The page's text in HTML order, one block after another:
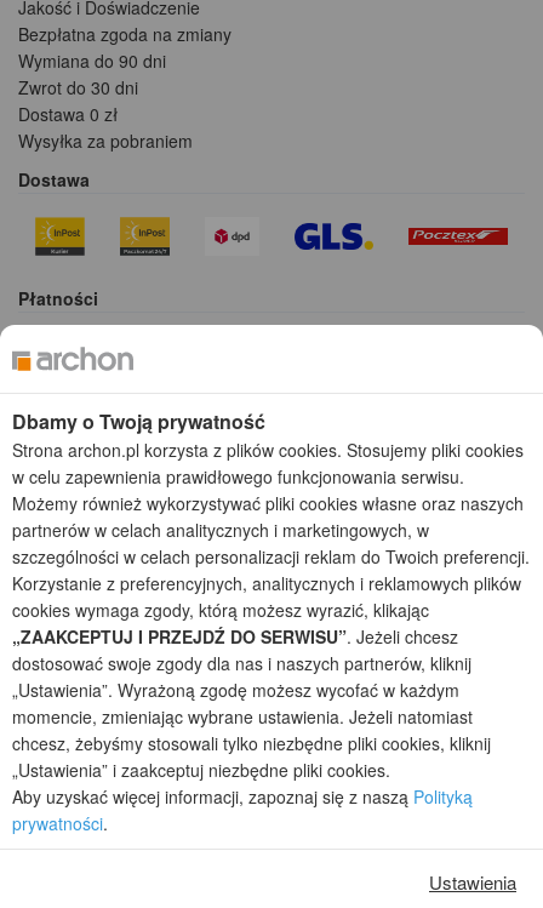
Jakość i Doświadczenie
Bezpłatna zgoda na zmiany
Wymiana do 90 dni
Zwrot do 30 dni
Dostawa 0 zł
Wysyłka za pobraniem
Dostawa
Płatności
Kolekcje projektów
Gotowe projekty domów
Projekty domów tanich w budowie
Projekty domów szeregowych
Projekty małych domów (do 150 m2)
Projekty domów wielorodzinnych
Projekty domów bliźniaczych
Projekty domów nowoczesnych
Projekty domów parterowych
2026 © ARCHON+ Biuro Projektów - Tradycyjne i nowoczesne gotowe
projekty domów - autorska pracownia architektoniczna założona w 1990r.
przez arch. Barbarę Mendel
Z uwagi na ciągłe doskonalenie procesu powstawania projektów (zgodnie z
normą ISO 9001), prezentowane na stronie projekty domów mogą
nieznacznie różnić się od dokumentacji technicznej.
dostosowania ich do Państwa indywidualnych potrzeb korzystamy z
Dbamy o Twoją prywatność
Strona archon.pl korzysta z plików cookies. Stosujemy pliki cookies
w celu zapewnienia prawidłowego funkcjonowania serwisu.
Możemy również wykorzystywać pliki cookies własne oraz naszych
partnerów w celach analitycznych i marketingowych, w
szczególności w celach personalizacji reklam do Twoich preferencji.
Korzystanie z preferencyjnych, analitycznych i reklamowych plików
cookies wymaga zgody, którą możesz wyrazić, klikając
„ZAAKCEPTUJ I PRZEJDŹ DO SERWISU”. Jeżeli chcesz
dostosować swoje zgody dla nas i naszych partnerów, kliknij
„Ustawienia”. Wyrażoną zgodę możesz wycofać w każdym
momencie, zmieniając wybrane ustawienia. Jeżeli natomiast
chcesz, żebyśmy stosowali tylko niezbędne pliki cookies, kliknij
„Ustawienia” i zaakceptuj niezbędne pliki cookies.
Aby uzyskać więcej informacji, zapoznaj się z naszą Polityką
prywatności.
Ustawienia